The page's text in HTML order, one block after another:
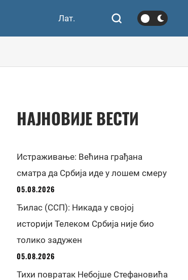
Лат.
НАЈНОВИЈЕ ВЕСТИ
Истраживање: Већина грађана
сматра да Србија иде у лошем смеру
05.08.2026
Ђилас (ССП): Никада у својој
историји Телеком Србија није био
толико задужен
05.08.2026
Тихи повратак Небојше Стефановића